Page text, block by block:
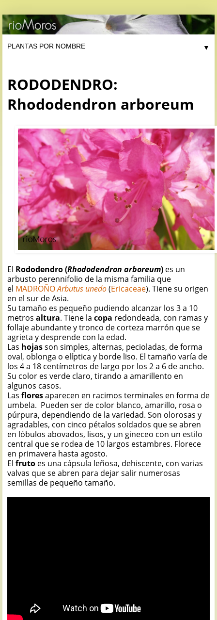
▼
RODODENDRO:
Rhododendron arboreum
El Rododendro (Rhododendron arboreum) es un
arbusto perennifolio de la misma familia que
el MADROÑOArbutus unedo(Ericaceae). Tiene su origen
en el sur de Asia.
Su tamaño es pequeño pudiendo alcanzar los 3 a 10
metros altura. Tiene la copa redondeada, con ramas y
follaje abundante y tronco de corteza marrón que se
agrieta y desprende con la edad.
Las hojasson simples, alternas, pecioladas, de forma
oval, oblonga o elíptica y borde liso. El tamaño varía de
los 4 a 18 centímetros de largo por los 2 a 6 de ancho.
Su color es verde claro, tirando a amarillento en
algunos casos.
Las floresaparecen en racimos terminales en forma de
umbela. Pueden ser de color blanco, amarillo, rosa o
púrpura, dependiendo de la variedad. Son olorosas y
agradables, con cinco pétalos soldados que se abren
en lóbulos abovados, lisos, y un gineceo con un estilo
central que se rodea de 10 largos estambres. Florece
en primavera hasta agosto.
El fruto es una cápsula leñosa, dehiscente, con varias
valvas que se abren para dejar salir numerosas
semillas de pequeño tamaño.